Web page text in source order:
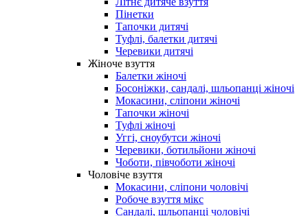
Пінетки
Тапочки дитячі
Туфлі, балетки дитячі
Черевики дитячі
Жіноче взуття
Балетки жіночі
Босоніжки, сандалі, шльопанці жіночі
Мокасини, сліпони жіночі
Тапочки жіночі
Туфлі жіночі
Уггі, сноубутси жіночі
Черевики, ботильйони жіночі
Чоботи, півчоботи жіночі
Чоловіче взуття
Мокасини, сліпони чоловічі
Робоче взуття мікс
Сандалі, шльопанці чоловічі